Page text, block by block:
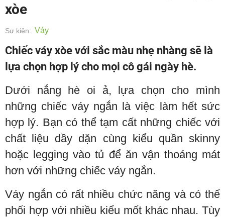
xòe
Sự kiện: Váy
Chiếc váy xòe với sắc màu nhẹ nhàng sẽ là
lựa chọn hợp lý cho mọi cô gái ngày hè.
Dưới nắng hè oi ả, lựa chọn cho mình
những chiếc váy ngắn là việc làm hết sức
hợp lý. Bạn có thể tạm cất những chiếc với
chất liệu dầy dặn cùng kiểu quần skinny
hoặc legging vào tủ để ăn vận thoáng mát
hơn với những chiếc váy ngắn.
Váy ngắn có rất nhiều chức năng và có thể
phối hợp với nhiều kiểu mốt khác nhau. Tùy